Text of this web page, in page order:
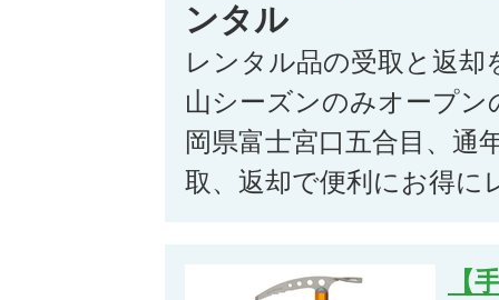
ンタル
レンタル品の受取と返却
山シーズンのみオープン
岡県富士宮口五合目、通
取、返却で便利にお得に
【